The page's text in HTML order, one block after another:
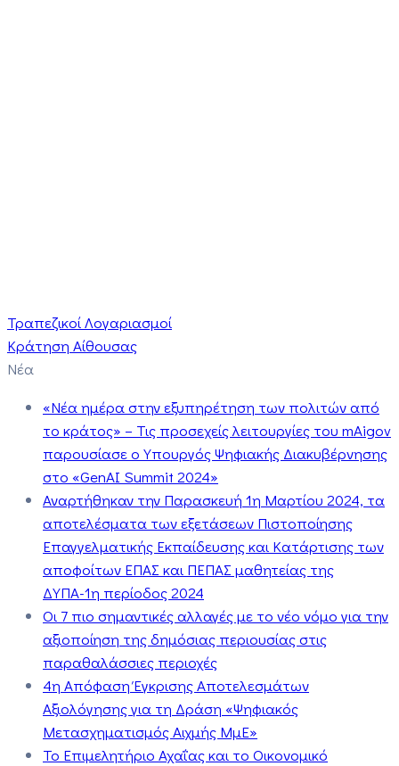
Τραπεζικοί Λογαριασμοί
Κράτηση Αίθουσας
Νέα
«Νέα ημέρα στην εξυπηρέτηση των πολιτών από
το κράτος» – Τις προσεχείς λειτουργίες του mAigov
παρουσίασε ο Υπουργός Ψηφιακής Διακυβέρνησης
στο «GenAI Summit 2024»
Αναρτήθηκαν την Παρασκευή 1η Μαρτίου 2024, τα
αποτελέσματα των εξετάσεων Πιστοποίησης
Επαγγελματικής Εκπαίδευσης και Κατάρτισης των
αποφοίτων ΕΠΑΣ και ΠΕΠΑΣ μαθητείας της
ΔΥΠΑ-1η περίοδος 2024
Οι 7 πιο σημαντικές αλλαγές με το νέο νόμο για την
αξιοποίηση της δημόσιας περιουσίας στις
παραθαλάσσιες περιοχές
4η Απόφαση Έγκρισης Αποτελεσμάτων
Αξιολόγησης για τη Δράση «Ψηφιακός
Μετασχηματισμός Αιχμής ΜμΕ»
Το Επιμελητήριο Αχαΐας και το Οικονομικό